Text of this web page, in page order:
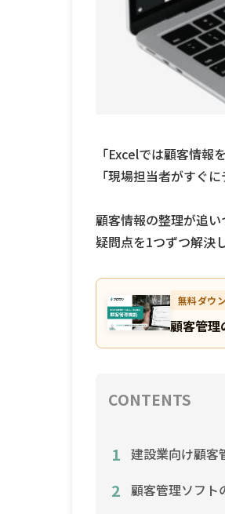
「Excelでは顧客情報
「現場担当者がすぐ
顧客情報の整理が追
疑問点を1つずつ解決
無料ダウ
顧客管理
CONTENTS
1 建設業向け顧客
2 顧客管理ソフト